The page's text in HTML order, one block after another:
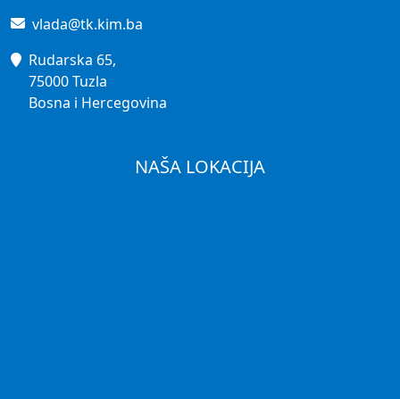
vlada@tk.kim.ba
Rudarska 65,
75000 Tuzla
Bosna i Hercegovina
NAŠA LOKACIJA